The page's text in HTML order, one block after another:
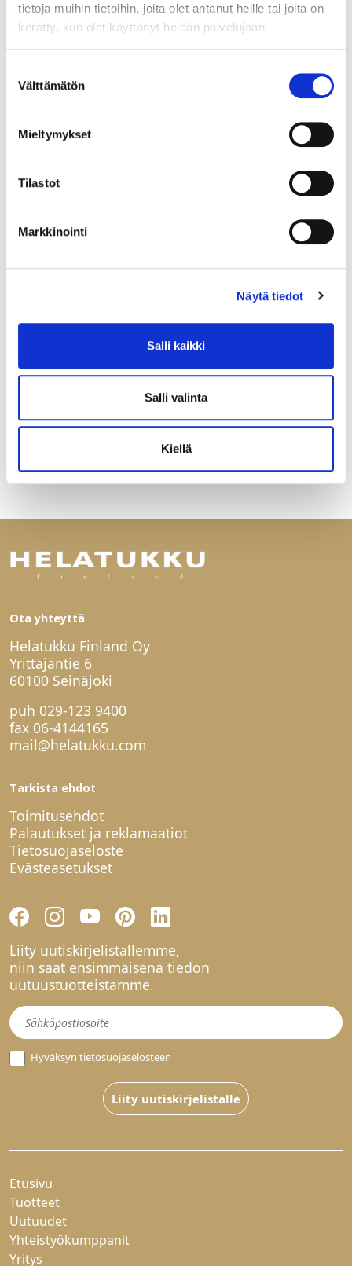
tietoja muihin tietoihin, joita olet antanut heille tai joita on
kerätty, kun olet käyttänyt heidän palvelujaan.
valinta
Välttämätön
Mieltymykset
Tilastot
Markkinointi
Näytä tiedot
Salli kaikki
Salli valinta
Kiellä
Ota yhteyttä
Helatukku Finland Oy
Yrittäjäntie 6
60100 Seinäjoki
puh 029-123 9400
fax 06-4144165
mail@helatukku.com
Tarkista ehdot
Toimitusehdot
Palautukset ja reklamaatiot
Tietosuojaseloste
Evästeasetukset
Liity uutiskirjelistallemme,
niin saat ensimmäisenä tiedon
uutuustuotteistamme.
Uutiskirje
Hyväksyn tietosuojaselosteen
Liity uutiskirjelistalle
Etusivu
Tuotteet
Uutuudet
Yhteistyökumppanit
Yritys